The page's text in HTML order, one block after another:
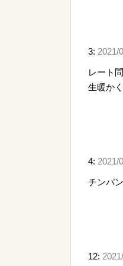
3: 2021/
レート
生暖か
4: 2021/
チンパ
12: